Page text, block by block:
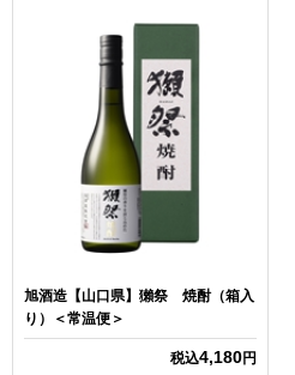
旭酒造【山口県】獺祭 焼酎（箱入
り）＜常温便＞
税込4,180円